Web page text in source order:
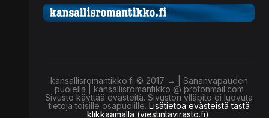
kansallisromantikko.fi © 2017 → | Sananvapauden
puolella | kansallisromantikko @ protonmail.com
Sivusto käyttää evästeitä. Sivuston ylläpito ei luovuta
tietoja toisille osapuolille. Lisätietoa evästeistä tästä
klikkaamalla (viestintävirasto.fi).